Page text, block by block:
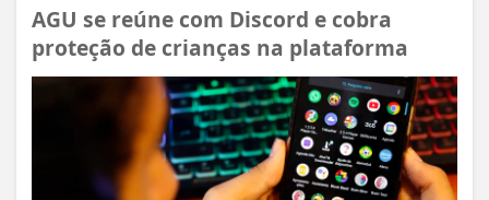
AGU se reúne com Discord e cobra
proteção de crianças na plataforma